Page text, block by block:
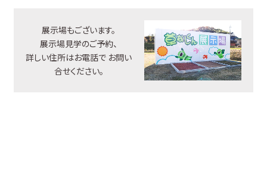
展示場もございます。
展示場見学のご予約、
詳しい住所はお電話で お問い
合せください。